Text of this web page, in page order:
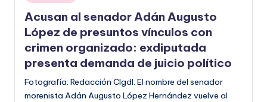
en
Acusan al senador Adán Augusto
López de presuntos vínculos con
crimen organizado: exdiputada
presenta demanda de juicio político
Fotografía: Redacción CIgdl. El nombre del senador
morenista Adán Augusto López Hernández vuelve al